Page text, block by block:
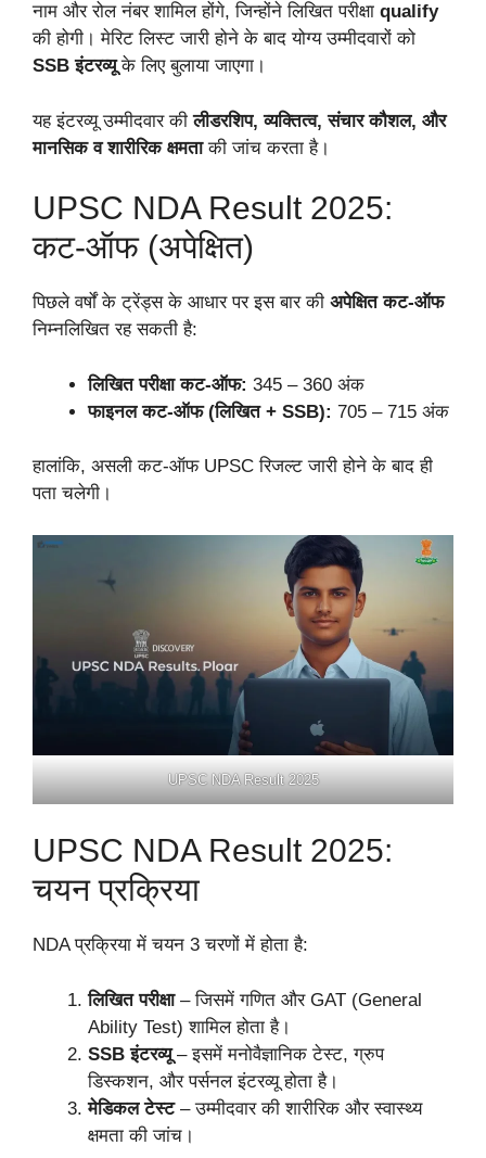
नाम और रोल नंबर शामिल होंगे, जिन्होंने लिखित परीक्षा qualify
की होगी। मेरिट लिस्ट जारी होने के बाद योग्य उम्मीदवारों को
SSB इंटरव्यूके लिए बुलाया जाएगा।
यह इंटरव्यू उम्मीदवार कीलीडरशिप, व्यक्तित्व, संचार कौशल, और
मानसिक व शारीरिक क्षमताकी जांच करता है।
UPSC NDA Result 2025:
कट-ऑफ (अपेक्षित)
पिछले वर्षों के ट्रेंड्स के आधार पर इस बार की अपेक्षित कट-ऑफ
निम्नलिखित रह सकती है:
लिखित परीक्षा कट-ऑफ: 345 – 360 अंक
फाइनल कट-ऑफ (लिखित + SSB): 705 – 715 अंक
हालांकि, असली कट-ऑफ UPSC रिजल्ट जारी होने के बाद ही
पता चलेगी।
UPSC NDA Result 2025
UPSC NDA Result 2025:
चयन प्रक्रिया
NDA प्रक्रिया में चयन 3 चरणों में होता है:
लिखित परीक्षा– जिसमें गणित और GAT (General
Ability Test) शामिल होता है।
SSB इंटरव्यू– इसमें मनोवैज्ञानिक टेस्ट, ग्रुप
डिस्कशन, और पर्सनल इंटरव्यू होता है।
मेडिकल टेस्ट– उम्मीदवार की शारीरिक और स्वास्थ्य
क्षमता की जांच।